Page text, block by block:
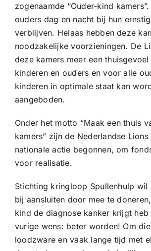
zogenaamde “Ouder-kind
ouders dag en nacht bij hun
verblijven. Helaas hebben deze
noodzakelijke voorzieningen. De
deze kamers meer een
kinderen en ouders en voor alle
kinderen in optimale staat kan
aangeboden.
Onder het motto “Maak een thuis
kamers” zijn de Nederlandse
nationale actie begonnen, om
voor realisatie.
Stichting kringloop Spullenhulp wil
bij aansluiten door mee te
kind de diagnose kanker krijgt heb
vurige wens: beter worden! Om
loodzware en vaak lange tijd met